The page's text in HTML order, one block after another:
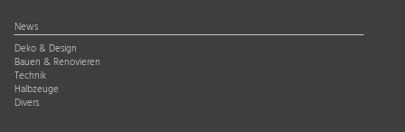
News
Deko & Design
Bauen & Renovieren
Technik
Halbzeuge
Divers